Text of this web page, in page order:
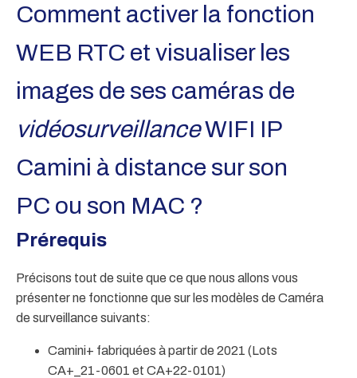
Comment activer la fonction
WEB RTC et visualiser les
images de ses caméras de
vidéosurveillanceWIFI IP
Camini à distance sur son
PC ou son MAC ?
Prérequis
Précisons tout de suite que ce que nous allons vous
présenter ne fonctionne que sur les modèles de Caméra
de surveillance suivants:
Camini+ fabriquées à partir de 2021 (Lots
CA+_21-0601 et CA+22-0101)